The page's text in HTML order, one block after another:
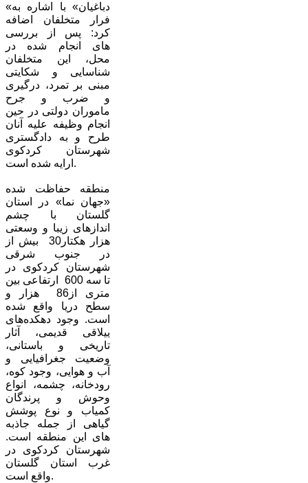
«دباغیان» با اشاره به
فرار متخلفان اضافه
کرد: پس از بررسی
های انجام شده در
محل، این متخلفان
شناسایی و شکایتی
مبنی بر تمرد، درگیری
و ضرب و جرح
ماموران دولتی در حین
انجام وظیفه علیه آنان
طرح و به دادگستری
شهرستان کردکوی
ارایه شده است.
منطقه حفاظت شده
«جهان نما» در استان
گلستان با چشم
اندازهای زیبا و وسعتی
بیش از ‎ 30هزار هکتار
در جنوب شرقی
شهرستان کردکوی در
ارتفاعی بین ‎ 600 تا سه
هزار و ‎ 86متری از
سطح دریا واقع شده
است. وجود دهکده‌های
ییلاقی قدیمی، آثار
تاریخی و باستانی،
وضعیت جغرافیایی و
آب و هوایی، وجود کوه،
رودخانه، چشمه، انواع
وحوش و پرندگان
کمیاب و نوع پوشش
گیاهی از جمله جاذبه
های این منطقه است.
شهرستان کردکوی در
غرب استان گلستان
واقع است.